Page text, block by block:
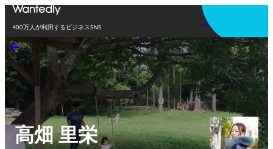
400万人が利用するビジネスSNS
アプリを使う
高畑 里栄